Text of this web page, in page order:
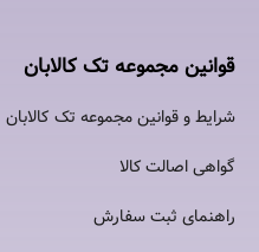
قوانین مجموعه تک کالابان
شرایط و قوانین مجموعه تک کالابان
گواهی اصالت كالا
راهنمای ثبت سفارش